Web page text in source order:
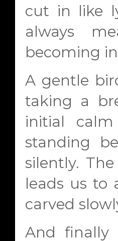
cut in like
always
becoming
A gentle
taking a
initial
standing
silently.
leads us to
carved
And finally